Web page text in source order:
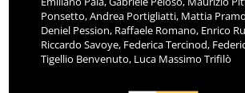
Ponsetto, Andrea Portigliatti, Mattia
Deniel Pession, Raffaele Romano, Enrico
Riccardo Savoye, Federica Tercinod,
Tigellio Benvenuto, Luca Massimo Trifilò